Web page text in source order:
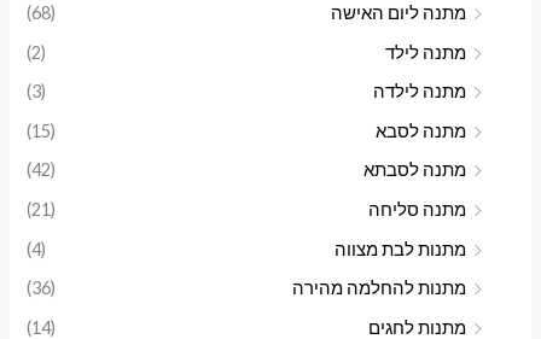
מתנה ליום האישה
(68)
מתנה לילד
(2)
מתנה לילדה
(3)
מתנה לסבא
(15)
מתנה לסבתא
(42)
מתנה סליחה
(21)
מתנות לבת מצווה
(4)
מתנות להחלמה מהירה
(36)
מתנות לחגים
(14)